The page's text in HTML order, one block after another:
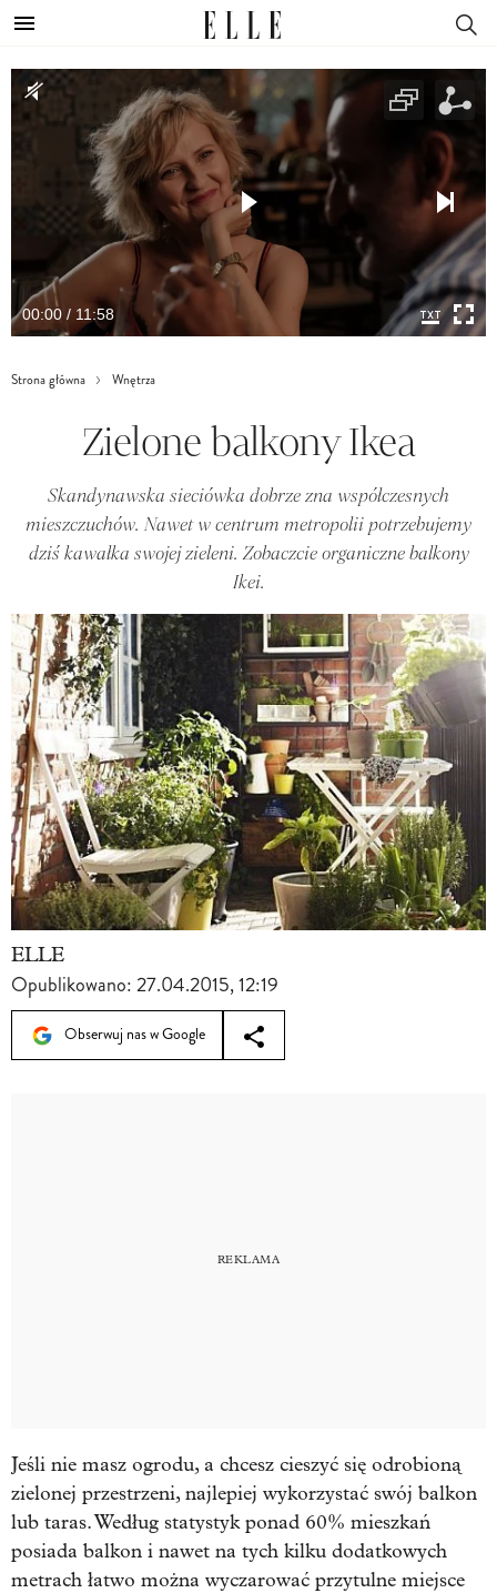
00:00 / 11:58
Strona główna Wnętrza
Zielone balkony Ikea
Skandynawska sieciówka dobrze zna współczesnych
mieszczuchów. Nawet w centrum metropolii potrzebujemy
dziś kawałka swojej zieleni. Zobaczcie organiczne balkony
Ikei.
ELLE
Opublikowano:27.04.2015, 12:19
Obserwuj nas w Google
Jeśli nie masz ogrodu, a chcesz cieszyć się odrobioną
zielonej przestrzeni, najlepiej wykorzystać swój balkon
lub taras. Według statystyk ponad 60% mieszkań
posiada balkon i nawet na tych kilku dodatkowych
metrach łatwo można wyczarować przytulne miejsce